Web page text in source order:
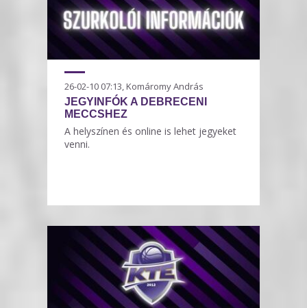
26-02-10 07:13, Komáromy András
JEGYINFÓK A DEBRECENI
MECCSHEZ
A helyszínen és online is lehet jegyeket
venni.